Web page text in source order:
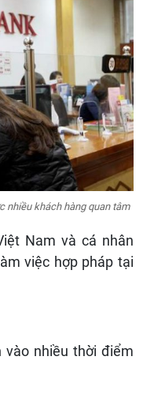
nhiều khách hàng quan tâm
Nam và cá nhân
việc hợp pháp tại
vào nhiều thời điểm